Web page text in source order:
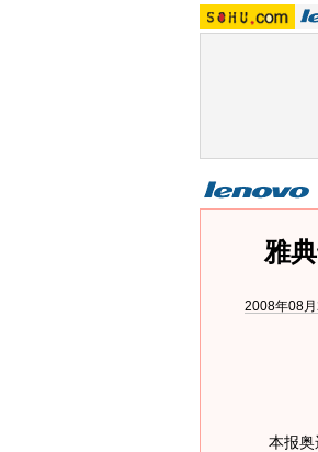
雅
2008年08
本报奥